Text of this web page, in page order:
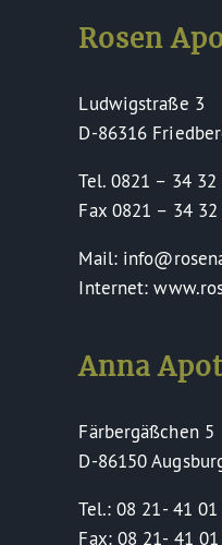
Rosen
Ludwigstraße 3
D-86316
Tel. 0821 – 34
Fax 0821 – 34 32
Mail:
Internet:
Anna
Färbergäßchen 5
D-86150
Tel.: 08 21- 41
Fax: 08 21- 41